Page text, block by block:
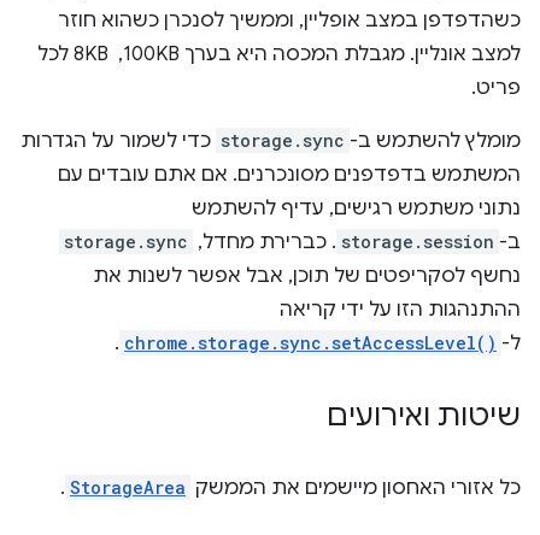
כשהדפדפן במצב אופליין, וממשיך לסנכרן כשהוא חוזר
למצב אונליין. מגבלת המכסה היא בערך 100KB, ‏ 8KB לכל
פריט.
מומלץ להשתמש ב- storage.sync כדי לשמור על הגדרות
המשתמש בדפדפנים מסונכרנים. אם אתם עובדים עם
נתוני משתמש רגישים, עדיף להשתמש
ב- storage.session . כברירת מחדל, storage.sync
נחשף לסקריפטים של תוכן, אבל אפשר לשנות את
ההתנהגות הזו על ידי קריאה
ל- chrome.storage.sync.setAccessLevel()
.
שיטות ואירועים
כל אזורי האחסון מיישמים את הממשק StorageArea
.